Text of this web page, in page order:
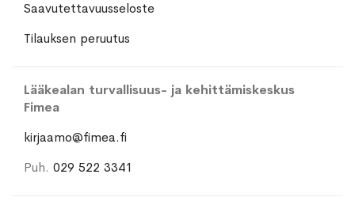
Saavutettavuusseloste
Tilauksen peruutus
Lääkealan turvallisuus- ja kehittämiskeskus
Fimea
kirjaamo@fimea.fi
Puh. 029 522 3341